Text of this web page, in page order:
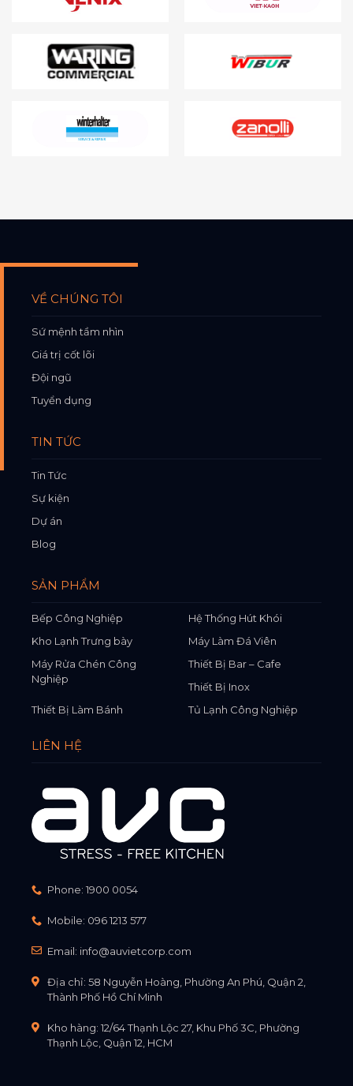
VỀ CHÚNG TÔI
Sứ mệnh tầm nhìn
Giá trị cốt lõi
Đội ngũ
Tuyển dụng
TIN TỨC
Tin Tức
Sự kiện
Dự án
Blog
SẢN PHẨM
Bếp Công Nghiệp
Hệ Thống Hút Khói
Kho Lạnh Trưng bày
Máy Làm Đá Viên
Máy Rửa Chén Công
Nghiệp
Thiết Bị Bar – Cafe
Thiết Bị Inox
Thiết Bị Làm Bánh
Tủ Lạnh Công Nghiệp
LIÊN HỆ
Phone: 1900 0054
Mobile: 096 1213 577
Email: info@auvietcorp.com
Địa chỉ: 58 Nguyễn Hoàng, Phường An Phú, Quận 2,
Thành Phố Hồ Chí Minh
Kho hàng: 12/64 Thạnh Lộc 27, Khu Phố 3C, Phường
Thạnh Lộc, Quận 12, HCM